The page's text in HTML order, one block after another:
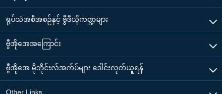
ရုပ်သံအစီအစဉ်နှင့် ဗွီဒီယိုကဏ္ဍများ
ဗွီအိုအေအကြောင်း
ဗွီအိုအေ မိုဘိုင်းလ်အက်ပ်များ ဒေါင်းလုတ်ယူရန်
Other Links